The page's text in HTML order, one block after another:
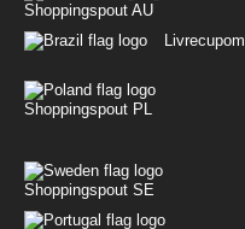
Shoppingspout AU
Livrecupom
Shoppingspout PL
Shoppingspout SE